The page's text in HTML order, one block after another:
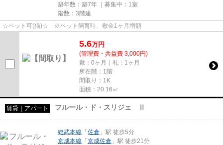
築年数：築7年 ｜募集中： 1室
階数：3階建
☆ペット可(猫)☆ ※ペット飼育時、敷金1ヶ月増額
5.6万円
(管理費・共益費 3,000円)
敷：0ヶ月｜礼：1ヶ月
所在階：1階
間取り：1K
面積：20.16㎡
賃貸｜アパート フルール・ド・スリジェ Ⅱ
総武本線 「佐倉 」駅 徒歩5分
京成本線 「京成佐倉 」駅 徒歩21分